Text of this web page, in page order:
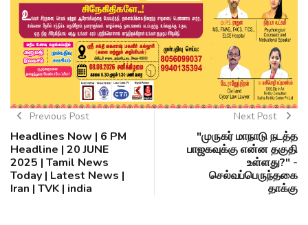
Previous Post
Headlines Now | 6 PM
Headline | 20 JUNE
2025 | Tamil News
Today | Latest News |
Iran | TVK | india
Next Post
"முருகர் மாநாடு நடத்த
பாஜகவுக்கு என்ன தகுதி
உள்ளது?" -
செல்வப்பெருந்தகை
தாக்கு